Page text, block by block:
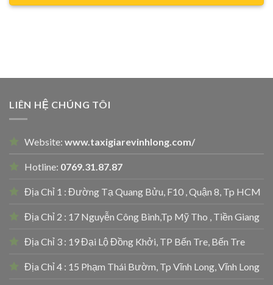
LIÊN HỆ CHÚNG TÔI
Website: www.taxigiarevinhlong.com/
Hotline: 0769.31.87.87
Địa Chỉ 1 : Đường Tạ Quang Bửu, F10 , Quận 8, Tp HCM
Địa Chỉ 2 : 17 Nguyễn Công Bình,Tp Mỹ Tho , Tiền Giang
Địa Chỉ 3 : 19 Đại Lộ Đồng Khởi, TP Bến Tre, Bến Tre
Địa Chỉ 4 : 15 Phạm Thái Bườm, Tp Vĩnh Long, Vĩnh Long